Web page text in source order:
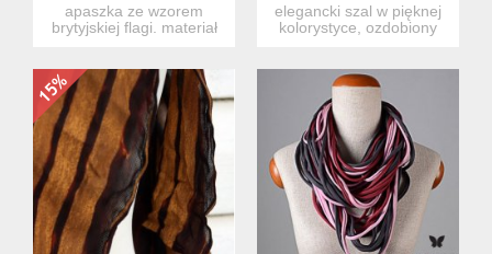
apaszka ze wzorem
brytyjskiej flagi. materiał
elegancki szal w pięknej
kolorystyce, ozdobiony